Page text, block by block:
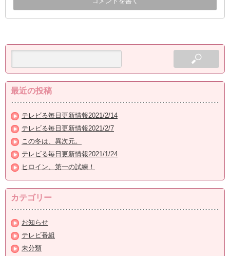
最近の投稿
テレビる毎日更新情報2021/2/14
テレビる毎日更新情報2021/2/7
この冬は、異次元。
テレビる毎日更新情報2021/1/24
ヒロイン、第一の試練！
カテゴリー
お知らせ
テレビ番組
未分類